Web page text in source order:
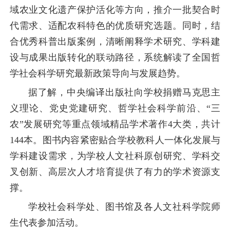
域农业文化遗产保护活化等方向，推介一批契合时
代需求、适配农科特色的优质研究选题。同时，结
合优秀科普出版案例，清晰阐释学术研究、学科建
设与成果出版转化的联动路径，系统解读了全国哲
学社会科学研究最新政策导向与发展趋势。
据了解，中央编译出版社向学校捐赠马克思主
义理论、党史党建研究、哲学社会科学前沿、“三
农”发展研究等重点领域精品学术著作4大类，共计
144本。图书内容紧密贴合学校教科人一体化发展与
学科建设需求，为学校人文社科原创研究、学科交
叉创新、高层次人才培育提供了有力的学术资源支
撑。
学校社会科学处、图书馆及各人文社科学院师
生代表参加活动。